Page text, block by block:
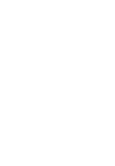
się w nowej karcie
karcie
karcie